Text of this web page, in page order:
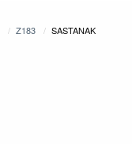
Z183 SASTANAK